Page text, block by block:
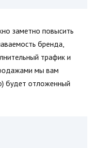
заметно повысить
бренда,
трафик и
мы вам
будет отложенный